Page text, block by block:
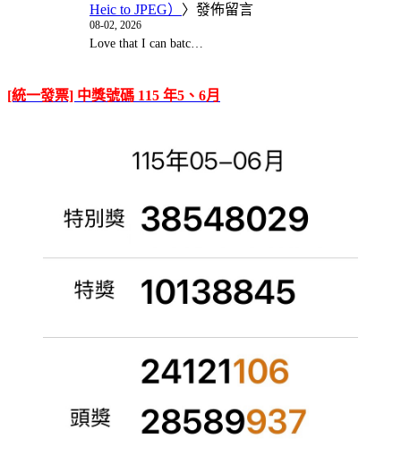
Heic to JPEG） 〉發佈留言
08-02, 2026
Love that I can batc…
[統一發票] 中獎號碼 115 年5、6月